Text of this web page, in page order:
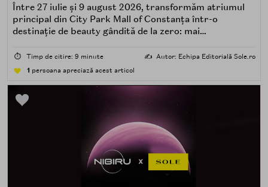
Între 27 iulie și 9 august 2026, transformăm atriumul
principal din City Park Mall of Constanța într-o
destinație de beauty gândită de la zero: mai
care îți place, de fapt, să descoperi produse — testând,
atingând, comparând, întrebând.
⏱️ Timp de citire: 9 minute ✍️ Autor: Echipa Editorială Sole.ro
1 persoana apreciază acest articol